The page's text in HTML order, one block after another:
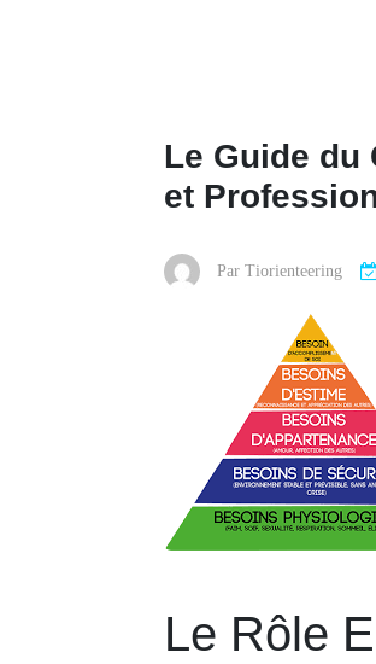
Le Guide du
et
Par Tiorienteering
Le Rôle